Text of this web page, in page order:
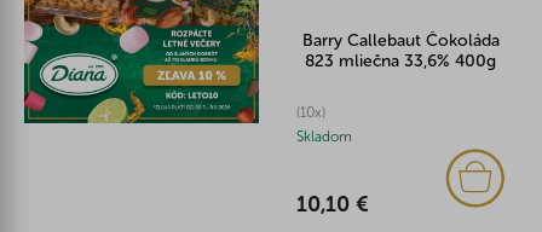
Barry Callebaut Čokoláda
823 mliečna 33,6% 400g
(10x)
Skladom
10,10 €